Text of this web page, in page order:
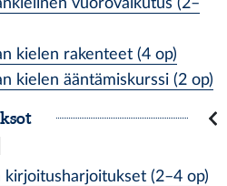
kielen rakenteet (4 op)
kielen ääntämiskurssi (2 op)
kirjoitusharjoitukset (2–4 op)